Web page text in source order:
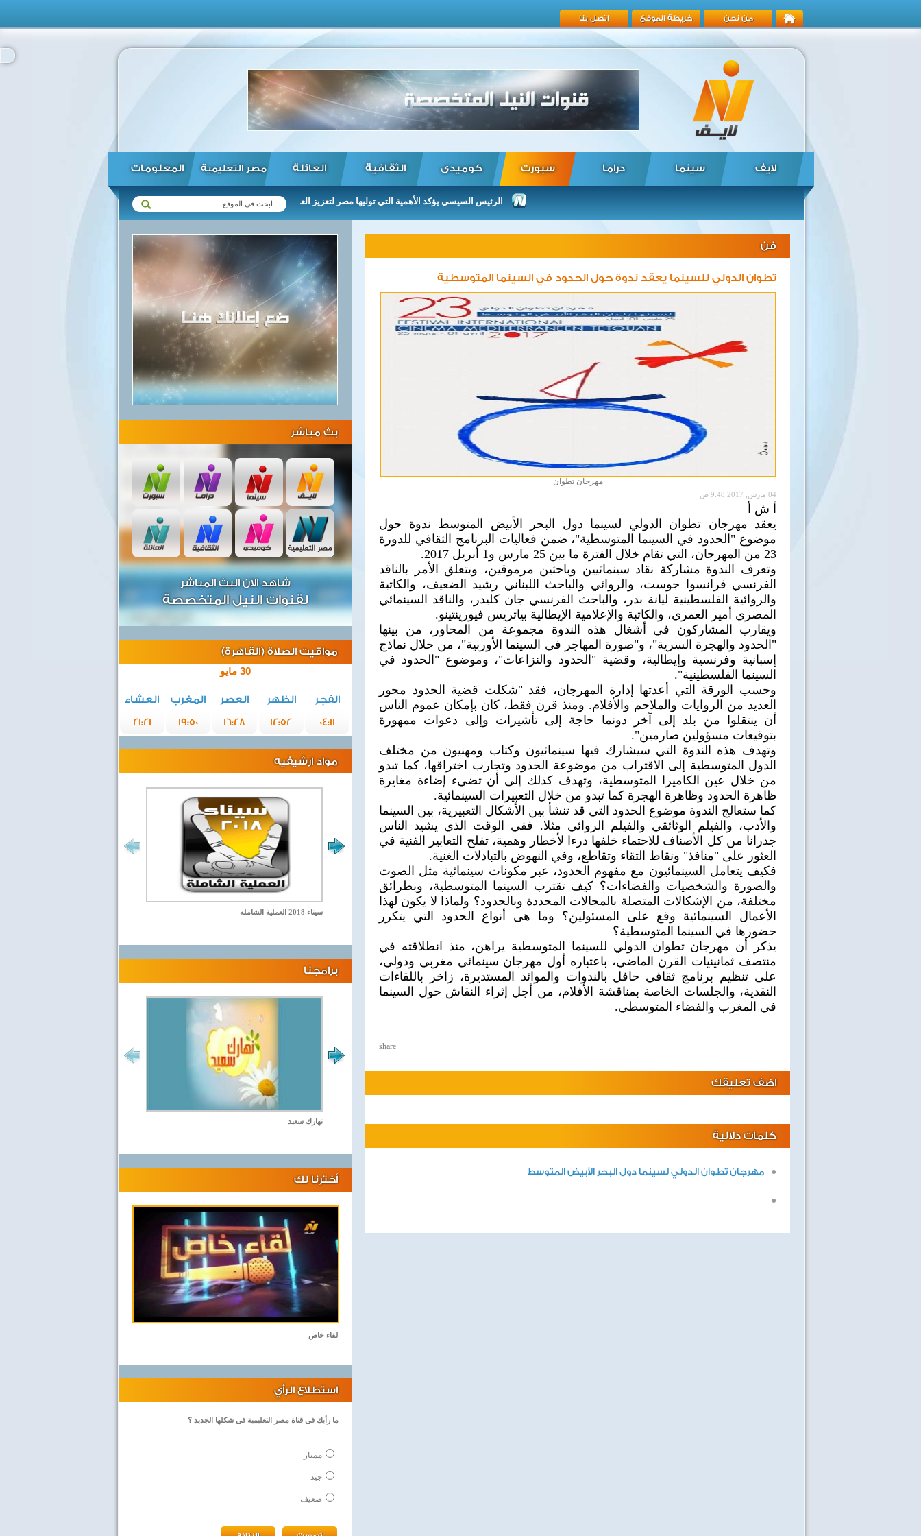
من نحن خريطة الموقع اتصل بنا
لايف سينما دراما سبورت كوميدى الثقافية العائلة مصر التعليمية المعلومات
الرئيس السيسي يؤكد استعداد الرئيس السيسي يؤكد الأهمية التي توليها مصر لتعزيز العلاقات مع زيمبابوي في مختلف المجالات ...
فن
تطوان الدولي للسينما يعقد ندوة حول الحدود في السينما المتوسطية
مهرجان تطوان
04 مارس, 2017 9:48 ص
أ ش أ
يعقد مهرجان تطوان الدولي لسينما دول البحر الأبيض المتوسط ندوة حول
موضوع "الحدود في السينما المتوسطية"، ضمن فعاليات البرنامج الثقافي للدورة
23 من المهرجان، التي تقام خلال الفترة ما بين 25 مارس و1 أبريل 2017.
وتعرف الندوة مشاركة نقاد سينمائيين وباحثين مرموقين، ويتعلق الأمر بالناقد
الفرنسي فرانسوا جوست، والروائي والباحث اللبناني رشيد الضعيف، والكاتبة
والروائية الفلسطينية ليانة بدر، والباحث الفرنسي جان كليدر، والناقد السينمائي
المصري أمير العمري، والكاتبة والإعلامية الإيطالية بياتريس فيورينتينو.
ويقارب المشاركون في أشغال هذه الندوة مجموعة من المحاور، من بينها
"الحدود والهجرة السرية"، و"صورة المهاجر في السينما الأوربية"، من خلال نماذج
إسبانية وفرنسية وإيطالية، وقضية "الحدود والنزاعات"، وموضوع "الحدود في
السينما الفلسطينية".
وحسب الورقة التي أعدتها إدارة المهرجان، فقد "شكلت قضية الحدود محور
العديد من الروايات والملاحم والأفلام. ومنذ قرن فقط، كان بإمكان عموم الناس
أن ينتقلوا من بلد إلى آخر دونما حاجة إلى تأشيرات وإلى دعوات ممهورة
بتوقيعات مسؤولين صارمين".
وتهدف هذه الندوة التي سيشارك فيها سينمائيون وكتاب ومهنيون من مختلف
الدول المتوسطية إلى الاقتراب من موضوعة الحدود وتجارب اختراقها، كما تبدو
من خلال عين الكاميرا المتوسطية، وتهدف كذلك إلى أن تضيء إضاءة مغايرة
ظاهرة الحدود وظاهرة الهجرة كما تبدو من خلال التعبيرات السينمائية.
كما ستعالج الندوة موضوع الحدود التي قد تنشأ بين الأشكال التعبيرية، بين السينما
والأدب، والفيلم الوثائقي والفيلم الروائي مثلا. ففي الوقت الذي يشيد الناس
جدرانا من كل الأصناف للاحتماء خلفها درءا لأخطار وهمية، تفلح التعابير الفنية في
العثور على "منافذ" ونقاط التقاء وتقاطع، وفي النهوض بالتبادلات الغنية.
فكيف يتعامل السينمائيون مع مفهوم الحدود، عبر مكونات سينمائية مثل الصوت
والصورة والشخصيات والفضاءات؟ كيف تقترب السينما المتوسطية، وبطرائق
مختلفة، من الإشكالات المتصلة بالمجالات المحددة وبالحدود؟ ولماذا لا يكون لهذا
الأعمال السينمائية وقع على المسئولين؟ وما هى أنواع الحدود التي يتكرر
حضورها في السينما المتوسطية؟
يذكر أن مهرجان تطوان الدولي للسينما المتوسطية يراهن، منذ انطلاقته في
منتصف ثمانينيات القرن الماضي، باعتباره أول مهرجان سينمائي مغربي ودولي،
على تنظيم برنامج ثقافي حافل بالندوات والموائد المستديرة، زاخر باللقاءات
النقدية، والجلسات الخاصة بمناقشة الأفلام، من أجل إثراء النقاش حول السينما
في المغرب والفضاء المتوسطي.
share
اضف تعليقك
كلمات دلالية
مهرجان تطوان الدولي لسينما دول البحر الأبيض المتوسط
بث مباشر
شاهد الآن البث المباشر
لقنوات النيل المتخصصة
مواقيت الصلاة (القاهرة)
30 مايو
الفجر الظهر العصر المغرب
العشاء
04:11
12:52
16:28
19:50
21:21
مواد ارشيفيه
سيناء 2018 العملية الشامله مصر تحارب الاهارب اغاني وطنية
برامجنا
نهارك سعيد
أخترنا لك
لقاء خاص
استطلاع الرأي
ما رأيك فى قناة مصر التعليمية فى شكلها الجديد ؟
ممتاز
جيد
ضعيف